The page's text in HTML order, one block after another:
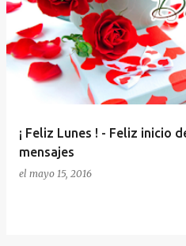
¡ Feliz Lunes ! - Feliz inicio
mensajes
el mayo 15, 2016